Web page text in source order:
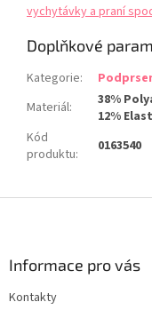
vychytávky a praní
Doplňkové
Kategorie:
Materiál:
38%
12%
Kód
produktu: 0163540
Informace pro vás
Kontakty